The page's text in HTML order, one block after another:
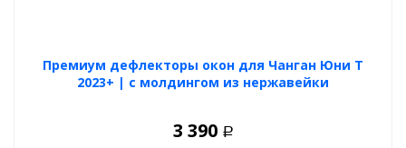
Премиум дефлекторы окон для Чанган Юни Т
2023+ | с молдингом из нержавейки
3 390 Р